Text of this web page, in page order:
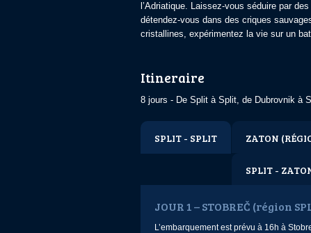
l’Adriatique. Laissez-vous séduire par
détendez-vous dans des criques
cristallines, expérimentez la vie sur un
Itineraire
8 jours - De Split à Split, de Dubrovnik à
SPLIT - SPLIT ZATON
SPLIT -
JOUR 1 – STOBREČ (région
L’embarquement est prévu à 16h à